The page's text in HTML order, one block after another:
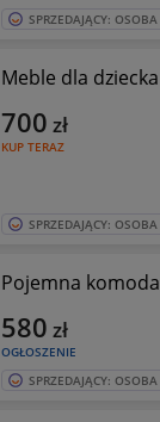
SPRZEDAJĄCY:
Meble dla
KUP TERAZ
700 zł
SPRZEDAJĄCY:
Pojemna
OGŁOSZENIE
580 zł
SPRZEDAJĄCY: